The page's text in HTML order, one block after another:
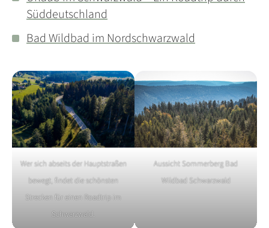
Süddeutschland
Bad Wildbad im Nordschwarzwald
Wer sich abseits der Hauptstraßen
bewegt, findet die schönsten
Strecken für einen Roadtrip im
Schwarzwald.
Aussicht Sommerberg Bad
Wildbad Schwarzwald